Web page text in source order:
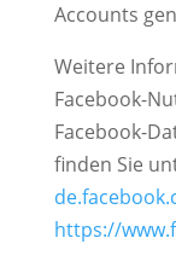
Accounts
Weitere
Facebook-
Facebook-
finden Sie
https://